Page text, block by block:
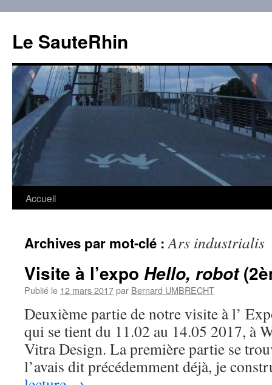
contenu
Le SauteRhin
Accueil
Archives par mot-clé :Ars industrialis
Visite à l’expo Hello, robot
Publié le 12 mars 2017par Bernard UMBRECHT
Deuxième partie de notre visite à l’
qui se tient du 11.02 au 14.05 2017, à
Vitra Design. La première partie se
l’avais dit précédemment déjà, je